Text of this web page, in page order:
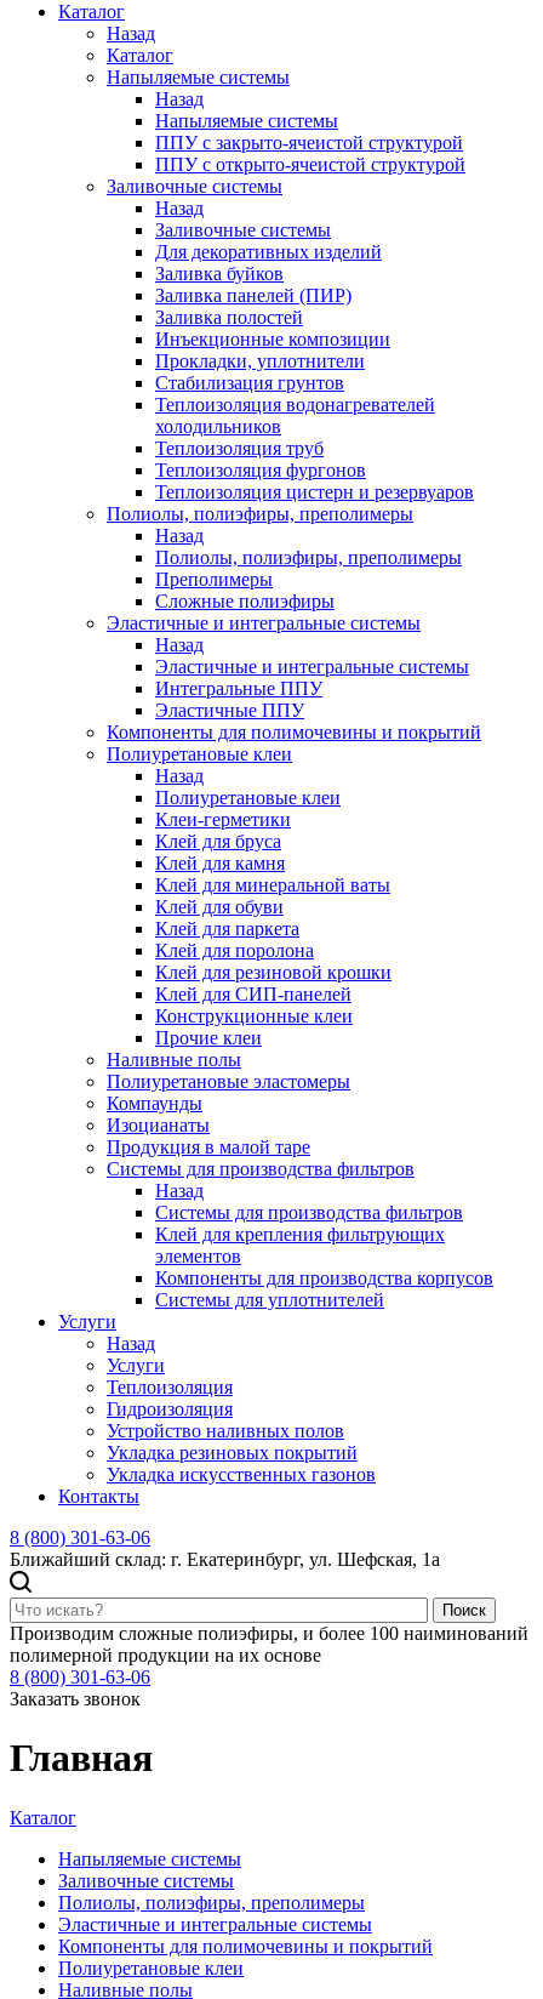
Каталог
Назад
Каталог
Напыляемые системы
Назад
Напыляемые системы
ППУ с закрыто-ячеистой структурой
ППУ с открыто-ячеистой структурой
Заливочные системы
Назад
Заливочные системы
Для декоративных изделий
Заливка буйков
Заливка панелей (ПИР)
Заливка полостей
Инъекционные композиции
Прокладки, уплотнители
Стабилизация грунтов
Теплоизоляция водонагревателей
холодильников
Теплоизоляция труб
Теплоизоляция фургонов
Теплоизоляция цистерн и резервуаров
Полиолы, полиэфиры, преполимеры
Назад
Полиолы, полиэфиры, преполимеры
Преполимеры
Сложные полиэфиры
Эластичные и интегральные системы
Назад
Эластичные и интегральные системы
Интегральные ППУ
Эластичные ППУ
Компоненты для полимочевины и покрытий
Полиуретановые клеи
Назад
Полиуретановые клеи
Клеи-герметики
Клей для бруса
Клей для камня
Клей для минеральной ваты
Клей для обуви
Клей для паркета
Клей для поролона
Клей для резиновой крошки
Клей для СИП-панелей
Конструкционные клеи
Прочие клеи
Наливные полы
Полиуретановые эластомеры
Компаунды
Изоцианаты
Продукция в малой таре
Системы для производства фильтров
Назад
Системы для производства фильтров
Клей для крепления фильтрующих
элементов
Компоненты для производства корпусов
Системы для уплотнителей
Услуги
Назад
Услуги
Теплоизоляция
Гидроизоляция
Устройство наливных полов
Укладка резиновых покрытий
Укладка искусственных газонов
Контакты
8 (800) 301-63-06
Ближайший склад: г. Екатеринбург, ул. Шефская, 1а
Поиск
Производим сложные полиэфиры, и более 100 наиминований
полимерной продукции на их основе
8 (800) 301-63-06
Заказать звонок
Главная
Каталог
Напыляемые системы
Заливочные системы
Полиолы, полиэфиры, преполимеры
Эластичные и интегральные системы
Компоненты для полимочевины и покрытий
Полиуретановые клеи
Наливные полы